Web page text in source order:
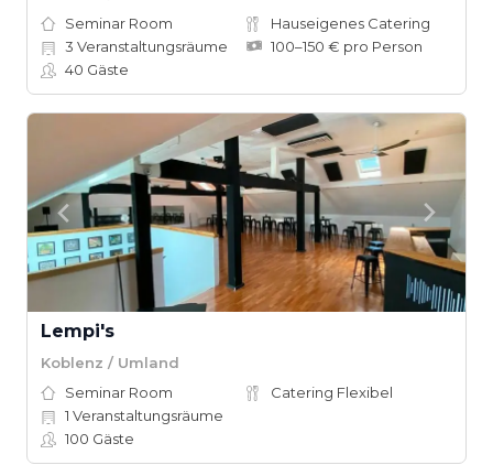
Seminar Room
Hauseigenes Catering
3 Veranstaltungsräume
100–150 € pro Person
40 Gäste
Lempi's
Koblenz / Umland
Seminar Room
Catering Flexibel
1 Veranstaltungsräume
100 Gäste